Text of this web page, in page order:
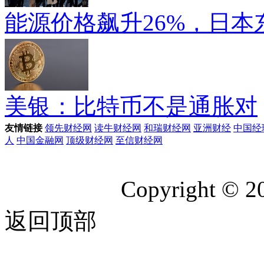
能源价格飙升26%，日本
美银：比特币不是通胀对
友情链接领先财经网 读牛财经网 和瑞财经网 亚洲财经 中国经
人 中国金融网 顶级财经网 至信财经网
Copyright ©
返回顶部